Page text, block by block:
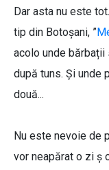
Dar asta nu este
tip din Botoșani, ”
acolo unde bărbații
după tuns. Și unde
două...
Nu este nevoie de
vor neapărat o zi ș